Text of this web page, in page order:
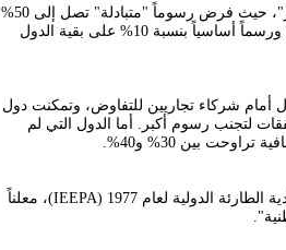
في الثاني من أبريل، أطلق ترمب ما وصفه بـ"يوم التحرير"، حيث فرض رسوماً "متبادلة" تصل إلى 50%
على الدول التي تسجّل معها الولايات المتحدة عجزاً تجارياً، ورسماً أساسياً بنسبة 10% على بقية الدول
لمدة 90 يوماً لإتاحة المجال أمام شركاء تجاريين للتفاوض، وتمكنت دول
لتجنب رسوم أكبر. أما الدول التي لم
بين 30% و40%.
برّر ترمب هذه الإجراءات بموجب قانون السلطات الاقتصادية الطارئة الدولية لعام 1977 (IEEPA)، معلناً